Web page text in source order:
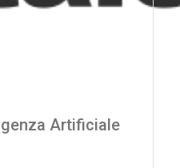
Artificiale